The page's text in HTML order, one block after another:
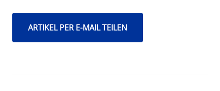
ARTIKEL PER E-MAIL TEILEN